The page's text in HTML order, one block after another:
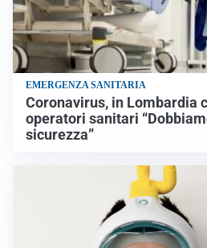
EMERGENZA SANITARIA
Coronavirus, in Lombardia
operatori sanitari
sicurezza”